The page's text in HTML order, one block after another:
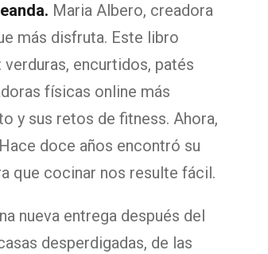
Maria Albero, creadora
más disfruta. Este libro
encurtidos, patés
físicas online más
y sus retos de fitness. Ahora,
doce años encontró su
que cocinar nos resulte fácil.
nueva entrega después del
desperdigadas, de las